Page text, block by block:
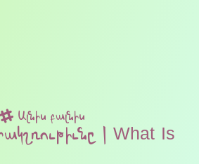
Ալնիս բալնիս
| What Is